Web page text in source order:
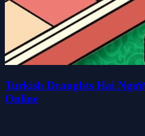
Turkish Draughts Hai
Online